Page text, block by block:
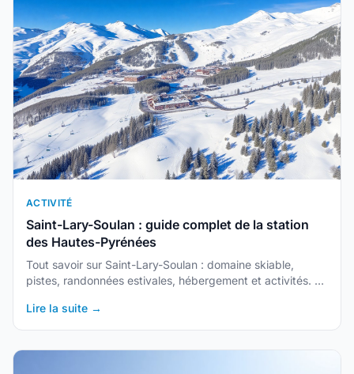
ACTIVITÉ
Saint-Lary-Soulan : guide complet de la station
des Hautes-Pyrénées
Tout savoir sur Saint-Lary-Soulan : domaine skiable,
pistes, randonnées estivales, hébergement et activités. La
Lire la suite →